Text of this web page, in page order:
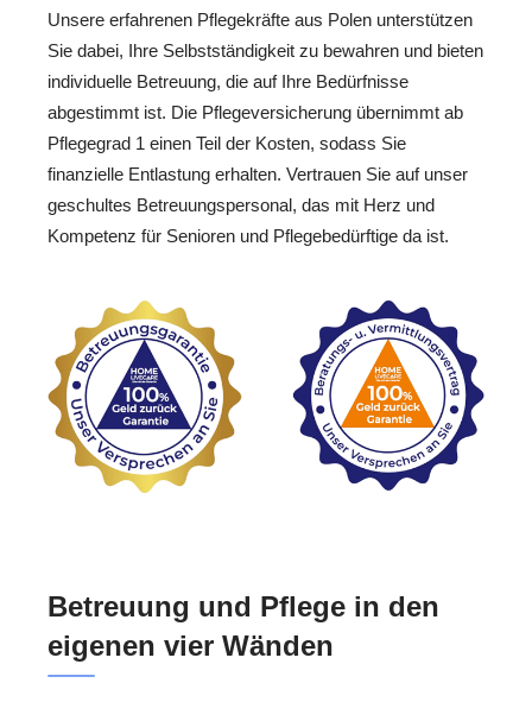
Unsere erfahrenen Pflegekräfte aus Polen unterstützen
Sie dabei, Ihre Selbstständigkeit zu bewahren und bieten
individuelle Betreuung, die auf Ihre Bedürfnisse
abgestimmt ist. Die Pflegeversicherung übernimmt ab
Pflegegrad 1 einen Teil der Kosten, sodass Sie
finanzielle Entlastung erhalten. Vertrauen Sie auf unser
geschultes Betreuungspersonal, das mit Herz und
Kompetenz für Senioren und Pflegebedürftige da ist.
Betreuung und Pflege in den
eigenen vier Wänden